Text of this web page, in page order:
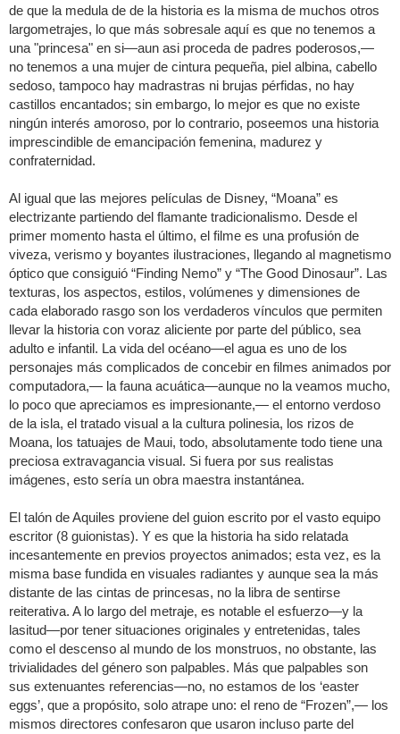
de que la medula de de la historia es la misma de muchos otros
largometrajes, lo que más sobresale aquí es que no tenemos a
una "princesa" en si—aun asi proceda de padres poderosos,—
no tenemos a una mujer de cintura pequeña, piel albina, cabello
sedoso, tampoco hay madrastras ni brujas pérfidas, no hay
castillos encantados; sin embargo, lo mejor es que no existe
ningún interés amoroso, por lo contrario, poseemos una historia
imprescindible de emancipación femenina, madurez y
confraternidad.
Al igual que las mejores películas de Disney, “Moana” es
electrizante partiendo del flamante tradicionalismo. Desde el
primer momento hasta el último, el filme es una profusión de
viveza, verismo y boyantes ilustraciones, llegando al magnetismo
óptico que consiguió “Finding Nemo” y “The Good Dinosaur”. Las
texturas, los aspectos, estilos, volúmenes y dimensiones de
cada elaborado rasgo son los verdaderos vínculos que permiten
llevar la historia con voraz aliciente por parte del público, sea
adulto e infantil. La vida del océano—el agua es uno de los
personajes más complicados de concebir en filmes animados por
computadora,— la fauna acuática—aunque no la veamos mucho,
lo poco que apreciamos es impresionante,— el entorno verdoso
de la isla, el tratado visual a la cultura polinesia, los rizos de
Moana, los tatuajes de Maui, todo, absolutamente todo tiene una
preciosa extravagancia visual. Si fuera por sus realistas
imágenes, esto sería un obra maestra instantánea.
El talón de Aquiles proviene del guion escrito por el vasto equipo
escritor (8 guionistas). Y es que la historia ha sido relatada
incesantemente en previos proyectos animados; esta vez, es la
misma base fundida en visuales radiantes y aunque sea la más
distante de las cintas de princesas, no la libra de sentirse
reiterativa. A lo largo del metraje, es notable el esfuerzo—y la
lasitud—por tener situaciones originales y entretenidas, tales
como el descenso al mundo de los monstruos, no obstante, las
trivialidades del género son palpables. Más que palpables son
sus extenuantes referencias—no, no estamos de los ‘easter
eggs’, que a propósito, solo atrape uno: el reno de “Frozen”,— los
mismos directores confesaron que usaron incluso parte del